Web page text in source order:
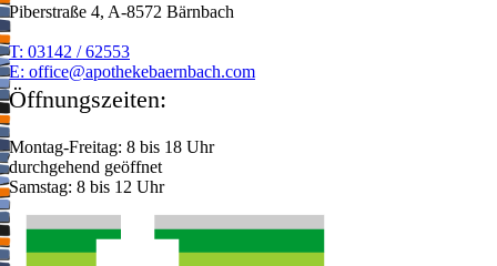
Piberstraße 4, A-8572 Bärnbach
T: 03142 / 62553
E: moc.hcabnreabekehtopa@eciffo
Öffnungszeiten:
Montag-Freitag: 8 bis 18 Uhr
durchgehend geöffnet
Samstag: 8 bis 12 Uhr